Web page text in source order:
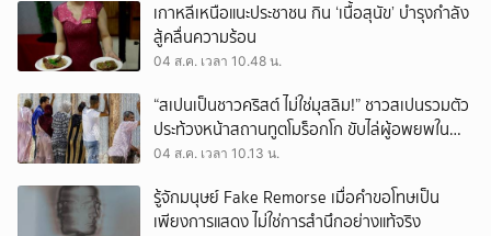
เกาหลีเหนือแนะประชาชน กิน ‘เนื้อสุนัข’ บำรุงกำลัง
สู้คลื่นความร้อน
04 ส.ค. เวลา 10.48 น.
“สเปนเป็นชาวคริสต์ ไม่ใช่มุสลิม!” ชาวสเปนรวมตัว
ประท้วงหน้าสถานทูตโมร็อกโก ขับไล่ผู้อพยพใน
เมืองเซวตาออกนอกประเทศ
04 ส.ค. เวลา 10.13 น.
รู้จักมนุษย์ Fake Remorse เมื่อคำขอโทษเป็น
เพียงการแสดง ไม่ใช่การสำนึกอย่างแท้จริง